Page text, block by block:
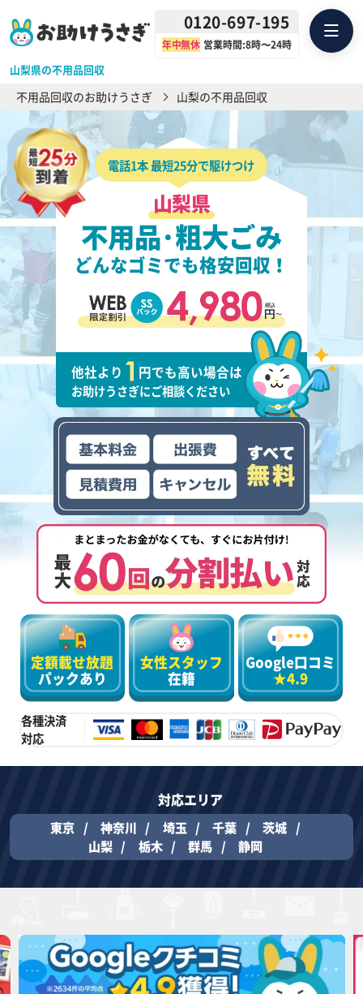
山梨県の不用品回収
0120-697-195
年中無休 営業時間:8時〜24時
不用品回収のお助けうさぎ 山梨の不用品回収
電話1本 最短25分で駆けつけ
山梨県
不用品･粗大ごみ
どんなゴミでも格安回収！
他社より 円でも高い場合は
お助けうさぎにご相談ください
定額載せ放題
パックあり
女性スタッフ
在籍
Google口コミ
★4.9
各種決済
対応
対応エリア
東京 神奈川 埼玉 千葉
茨城
山梨
栃木 群馬 静岡